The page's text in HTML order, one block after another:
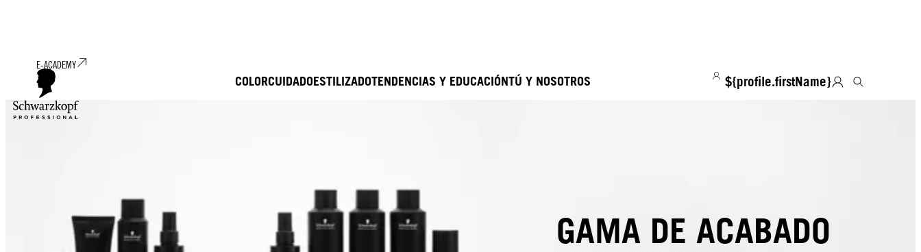
COLORCUIDADOESTILIZADOTENDENCIAS Y EDUCACIÓNTÚ Y NOSOTROS ${profile.firstName}
E-ACADEMY
GAMA DE ACABADO